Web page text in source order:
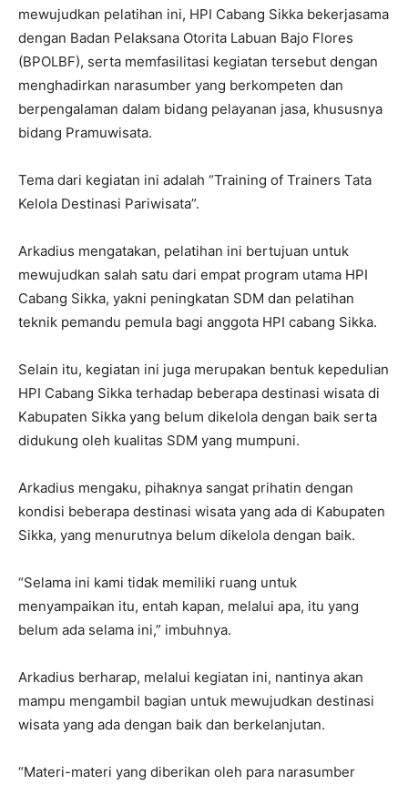
mewujudkan pelatihan ini, HPI Cabang Sikka bekerjasama
dengan Badan Pelaksana Otorita Labuan Bajo Flores
(BPOLBF), serta memfasilitasi kegiatan tersebut dengan
menghadirkan narasumber yang berkompeten dan
berpengalaman dalam bidang pelayanan jasa, khususnya
bidang Pramuwisata.
Tema dari kegiatan ini adalah “Training of Trainers Tata
Kelola Destinasi Pariwisata”.
Arkadius mengatakan, pelatihan ini bertujuan untuk
mewujudkan salah satu dari empat program utama HPI
Cabang Sikka, yakni peningkatan SDM dan pelatihan
teknik pemandu pemula bagi anggota HPI cabang Sikka.
Selain itu, kegiatan ini juga merupakan bentuk kepedulian
HPI Cabang Sikka terhadap beberapa destinasi wisata di
Kabupaten Sikka yang belum dikelola dengan baik serta
didukung oleh kualitas SDM yang mumpuni.
Arkadius mengaku, pihaknya sangat prihatin dengan
kondisi beberapa destinasi wisata yang ada di Kabupaten
Sikka, yang menurutnya belum dikelola dengan baik.
“Selama ini kami tidak memiliki ruang untuk
menyampaikan itu, entah kapan, melalui apa, itu yang
belum ada selama ini,” imbuhnya.
Arkadius berharap, melalui kegiatan ini, nantinya akan
mampu mengambil bagian untuk mewujudkan destinasi
wisata yang ada dengan baik dan berkelanjutan.
“Materi-materi yang diberikan oleh para narasumber